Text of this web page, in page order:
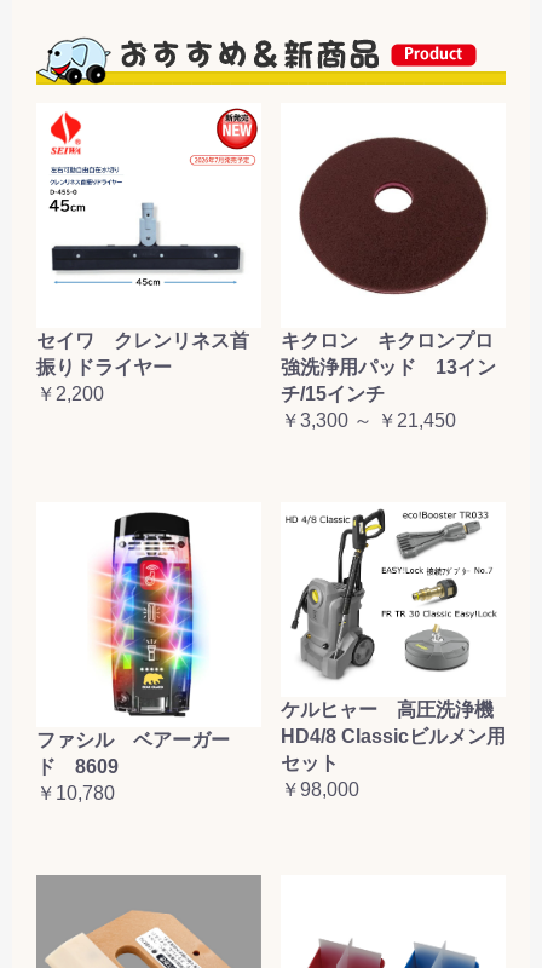
セイワ クレンリネス首
振りドライヤー
￥2,200
キクロン キクロンプロ
強洗浄用パッド 13イン
チ/15インチ
￥3,300 ～ ￥21,450
ファシル ベアーガー
ド 8609
￥10,780
ケルヒャー 高圧洗浄機
HD4/8 Classicビルメン用
セット
￥98,000